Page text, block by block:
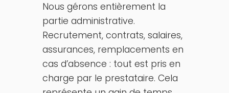
Nous gérons entièrement la
partie administrative.
Recrutement, contrats, salaires,
assurances, remplacements en
cas d’absence : tout est pris en
charge par le prestataire. Cela